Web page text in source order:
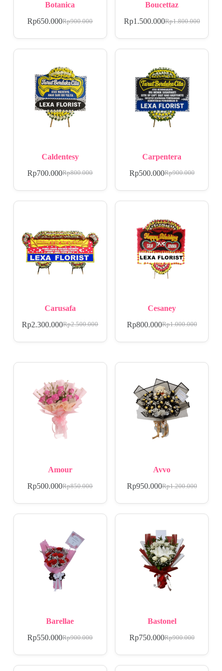
Botanica
Rp900.000
Rp650.000
Boucettaz
Rp1.800.000
Rp1.500.000
Caldentesy
Rp800.000
Rp700.000
Carpentera
Rp900.000
Rp500.000
Carusafa
Rp2.500.000
Rp2.300.000
Cesaney
Rp1.000.000
Rp800.000
Amour
Rp850.000
Rp500.000
Avvo
Rp1.200.000
Rp950.000
Barellae
Rp900.000
Rp550.000
Bastonel
Rp900.000
Rp750.000